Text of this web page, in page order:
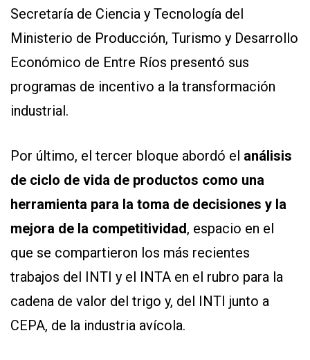
Secretaría de Ciencia y Tecnología del
Ministerio de Producción, Turismo y Desarrollo
Económico de Entre Ríos presentó sus
programas de incentivo a la transformación
industrial.
Por último, el tercer bloque abordó el análisis
de ciclo de vida de productos como una
herramienta para la toma de decisiones y la
mejora de la competitividad, espacio en el
que se compartieron los más recientes
trabajos del INTI y el INTA en el rubro para la
cadena de valor del trigo y, del INTI junto a
CEPA, de la industria avícola.